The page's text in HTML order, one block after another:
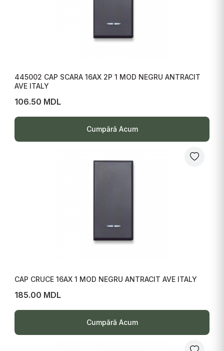
445002 CAP SCARA 16AX 2P 1 MOD NEGRU ANTRACIT
AVE ITALY
106.50 MDL
Cumpără Acum
CAP CRUCE 16AX 1 MOD NEGRU ANTRACIT AVE ITALY
185.00 MDL
Cumpără Acum